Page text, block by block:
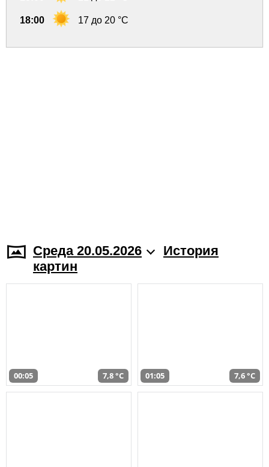
18:00 17 до 20 °C
Среда 20.05.2026
История
картин
00:05 7,8 °C 01:05 7,6 °C